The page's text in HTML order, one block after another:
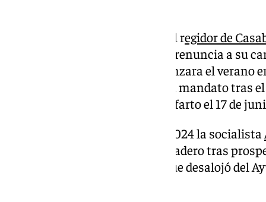
Un mes antes, en septiembre, el regidor de
Fernández (IU), hizo efectiva la renuncia a su
igual forma, antes de que comenzara el verano
edil, Meritxell Vizuete, obtuvo el mandato tras
regidor Rafael Torrubia de un infarto el 17 de
Igualmente, el 27 de marzo de 2024 la socialista
como nueva regidora de Humilladero tras
impulsada por el PSOE e IU y que desalojó del